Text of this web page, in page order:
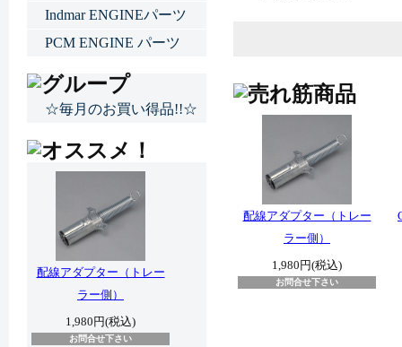
配線アダプター（トレー
ラー側）
1,980円(税込)
お問合せ下さい
Indmar ENGINEパーツ
PCM ENGINE パーツ
☆毎月のお買い得品!!☆
配線アダプター（トレー
ラー側）
1,980円(税込)
お問合せ下さい